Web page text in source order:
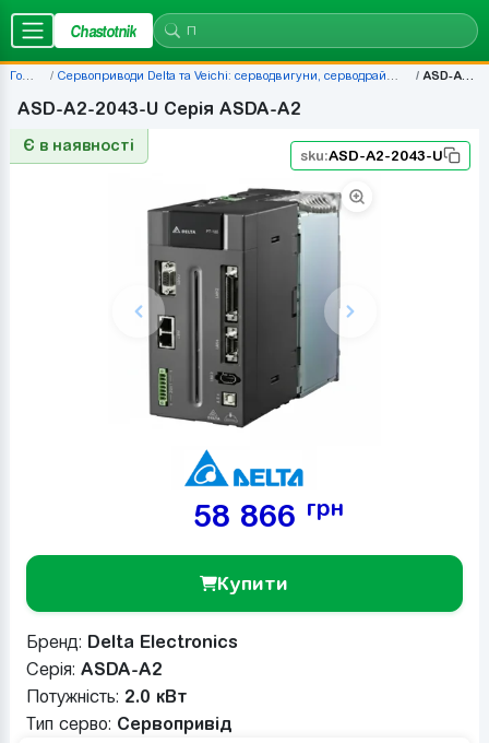
Chastotnik
Головна Сервоприводи Delta та Veichi: серводвигуни, серводрайвери, комплекти — ціни | Chastotnik.ua ASD-A2-2043-U
ASD-A2-2043-U Серія ASDA-A2
Є в наявності
sku:ASD-A2-2043-U
58 866 грн
Купити
Бренд: Delta Electronics
Серія: ASDA-A2
Потужність: 2.0 кВт
Тип серво: Сервопривід